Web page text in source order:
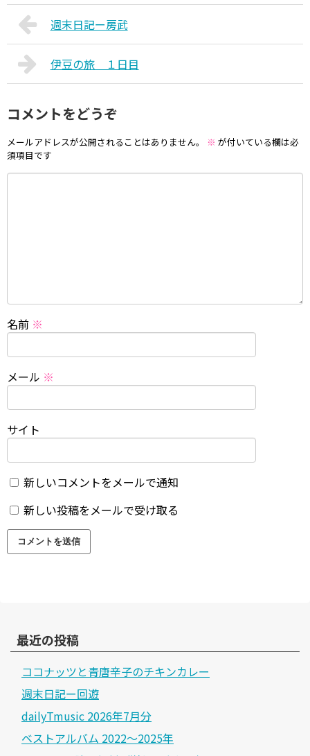
週末日記ー房武
伊豆の旅 １日目
コメントをどうぞ
メールアドレスが公開されることはありません。 ※ が付いている欄は必
須項目です
名前 ※
メール ※
サイト
新しいコメントをメールで通知
新しい投稿をメールで受け取る
最近の投稿
ココナッツと青唐辛子のチキンカレー
週末日記ー回遊
dailyTmusic 2026年7月分
ベストアルバム 2022～2025年